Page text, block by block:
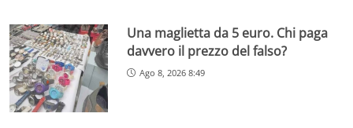
Una maglietta da 5 euro. Chi paga
davvero il prezzo del falso?
Ago 8, 2026 8:49